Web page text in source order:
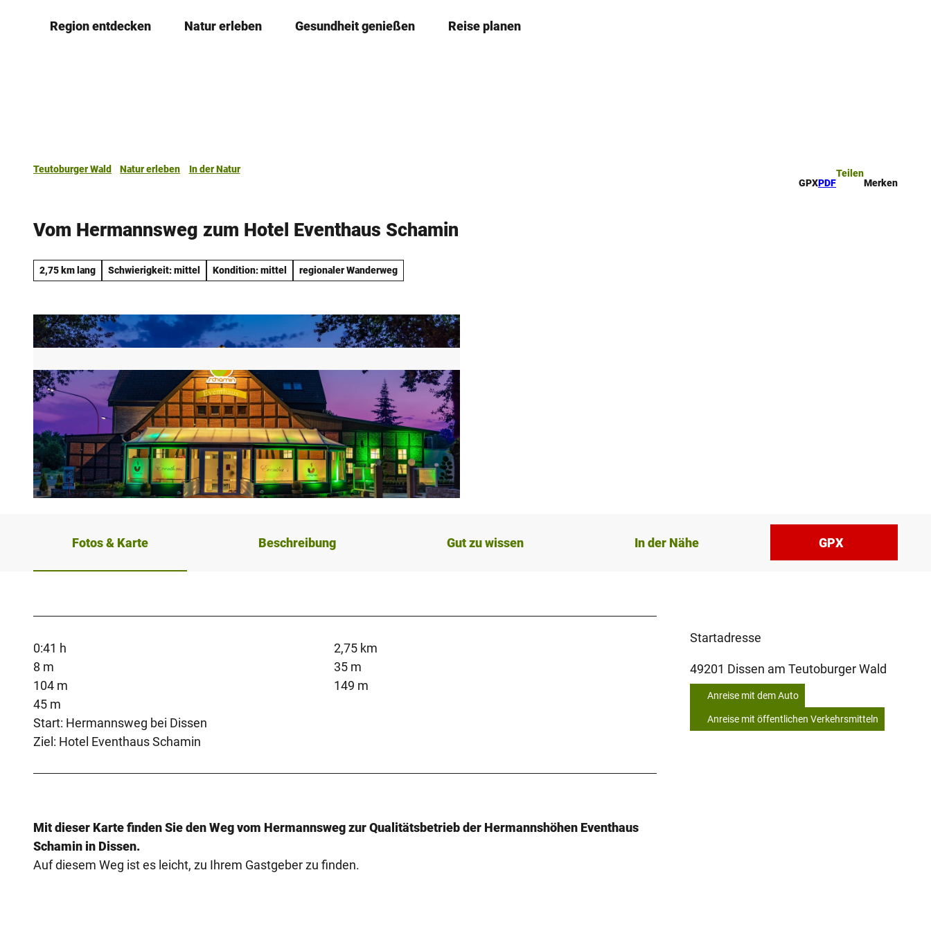
Region entdecken Natur erleben Gesundheit genießen Reise planen
Teutoburger Wald Natur erleben
In der Natur
GPXPDF
Teilen
Merken
Vom Hermannsweg zum Hotel Eventhaus Schamin
2,75 km lang Schwierigkeit: mittel Kondition: mittel regionaler Wanderweg
Fotos & Karte Beschreibung Gut zu wissen In der Nähe GPX
0:41 h
2,75 km
8 m
35 m
104 m
149 m
45 m
Start: Hermannsweg bei Dissen
Ziel: Hotel Eventhaus Schamin
Mit dieser Karte finden Sie den Weg vom Hermannsweg zur Qualitätsbetrieb der Hermannshöhen Eventhaus
Schamin in Dissen.
Auf diesem Weg ist es leicht, zu Ihrem Gastgeber zu finden.
Startadresse
49201 Dissen am Teutoburger Wald
Anreise mit dem Auto
Anreise mit öffentlichen Verkehrsmitteln